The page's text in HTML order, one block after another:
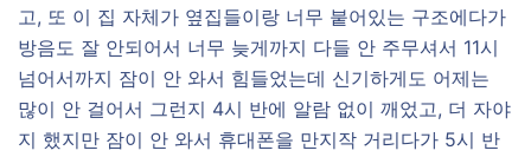
고, 또 이 집 자체가 옆집들이랑 너무 붙어있는 구조에다가
방음도 잘 안되어서 너무 늦게까지 다들 안 주무셔서 11시
넘어서까지 잠이 안 와서 힘들었는데 신기하게도 어제는
많이 안 걸어서 그런지 4시 반에 알람 없이 깨었고, 더 자야
지 했지만 잠이 안 와서 휴대폰을 만지작 거리다가 5시 반